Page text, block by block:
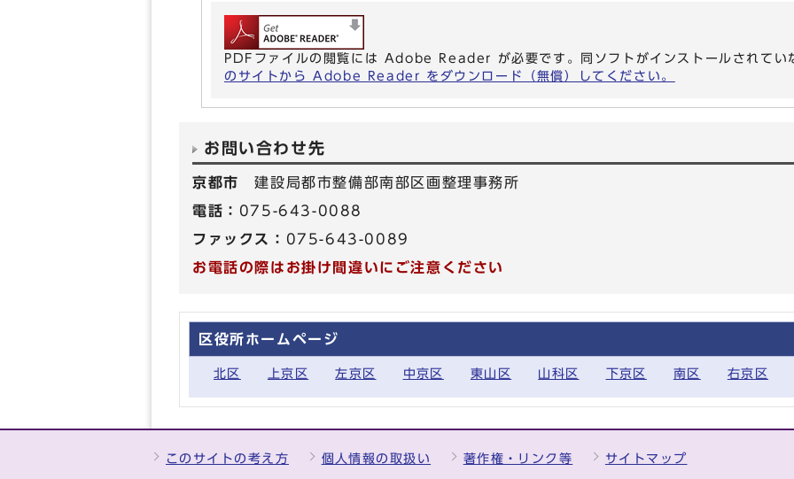
PDFファイルの閲覧には Adobe Reader が必要です。同ソフトがインストールされてい
のサイトから Adobe Reader をダウンロード（無償）してください。
お問い合わせ先
京都市建設局都市整備部南部区画整理事務所
電話： 075-643-0088
ファックス： 075-643-0089
お電話の際はお掛け間違いにご注意ください
区役所ホームページ
北区 上京区 左京区 中京区 東山区 山科区 下京区 南区 右京区
このサイトの考え方 個人情報の取扱い 著作権・リンク等 サイトマップ